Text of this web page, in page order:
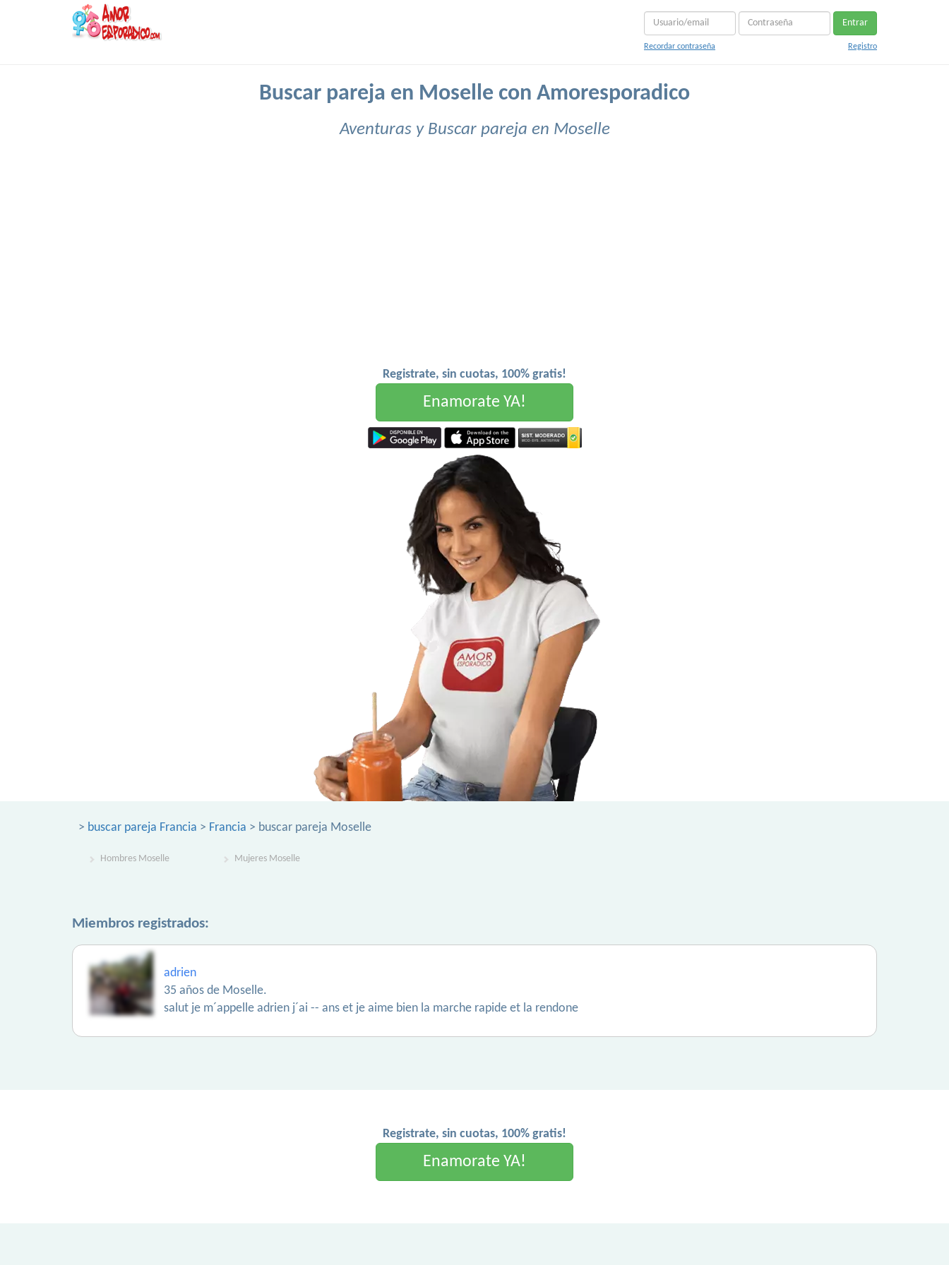
Entrar
Recordar contraseña Registro
Buscar pareja en Moselle con Amoresporadico
Aventuras y Buscar pareja en Moselle
Registrate, sin cuotas, 100% gratis!
Enamorate YA!
> buscar pareja Francia > Francia > buscar pareja Moselle
Hombres Moselle Mujeres Moselle
Miembros registrados:
adrien
35 años de Moselle.
salut je m´appelle adrien j´ai -- ans et je aime bien la marche rapide et la rendone
Registrate, sin cuotas, 100% gratis!
Enamorate YA!